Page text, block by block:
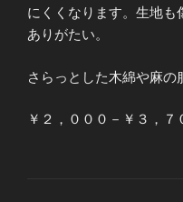
にくくなります。生地も
ありがたい。
さらっとした木綿や麻の
￥２，０００－￥３，７